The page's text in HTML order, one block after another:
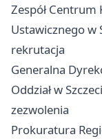
Zespół Centrum
Ustawicznego w
rekrutacja
Generalna
Oddział w
zezwolenia
Prokuratura